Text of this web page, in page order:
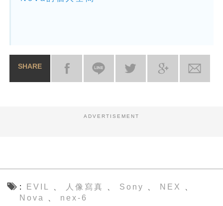
SHARE
ADVERTISEMENT
EVIL 人像寫真 Sony NEX
Nova nex-6